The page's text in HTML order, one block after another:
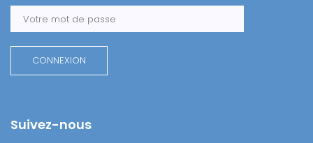
Suivez-nous